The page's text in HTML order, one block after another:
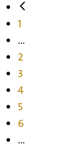
1
...
2
3
4
5
6
...